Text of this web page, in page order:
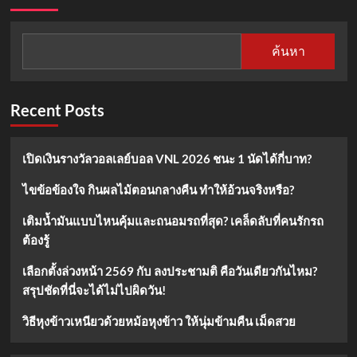
ค้นหา
Recent Posts
เปิดเงินรางวัลวอลเลย์บอล VNL 2026 ชนะ 1 นัดได้กี่บาท?
ไขข้อข้องใจ กินผลไม้ตอนกลางคืน ทำให้อ้วนจริงหรือ?
เติมน้ำมันแบบไหนคุ้มและถนอมรถที่สุด? เคล็ดลับที่คนรักรถ
ต้องรู้
เลือกตั้งล่วงหน้า 2569 กับ ลงประชามติ คือวันเดียวกันไหม?
สรุปชัดที่นี่จะได้ไม่ไปผิดวัน!
วิธีหุงข้าวเหนียวด้วยหม้อหุงข้าว ให้นุ่มข้ามคืน เม็ดสวย